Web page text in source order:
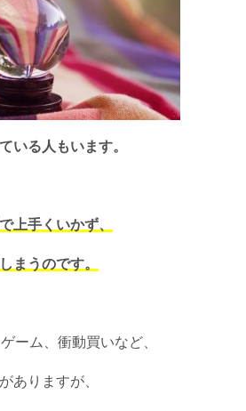
いる人もいます。
上手くいかず、
まうのです。
ーム、衝動買いなど、
ありますが、